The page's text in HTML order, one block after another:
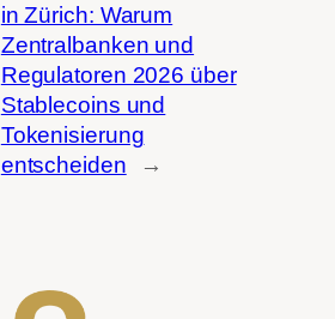
in Zürich: Warum
Zentralbanken und
Regulatoren 2026 über
Stablecoins und
Tokenisierung
entscheiden
→